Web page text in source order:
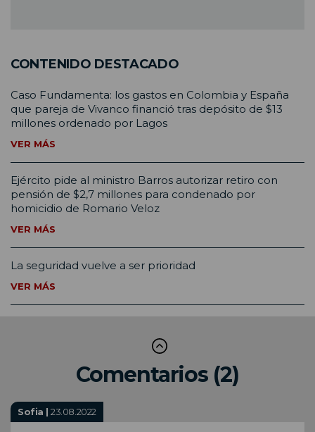
CONTENIDO DESTACADO
Caso Fundamenta: los gastos en Colombia y España
que pareja de Vivanco financió tras depósito de $13
millones ordenado por Lagos
VER MÁS
Ejército pide al ministro Barros autorizar retiro con
pensión de $2,7 millones para condenado por
homicidio de Romario Veloz
VER MÁS
La seguridad vuelve a ser prioridad
VER MÁS
Comentarios (2)
Sofia |23.08.2022